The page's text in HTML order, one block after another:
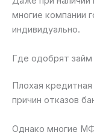
многие компании
индивидуально.
Где одобрят займ
Плохая
причин отказов
Однако многие